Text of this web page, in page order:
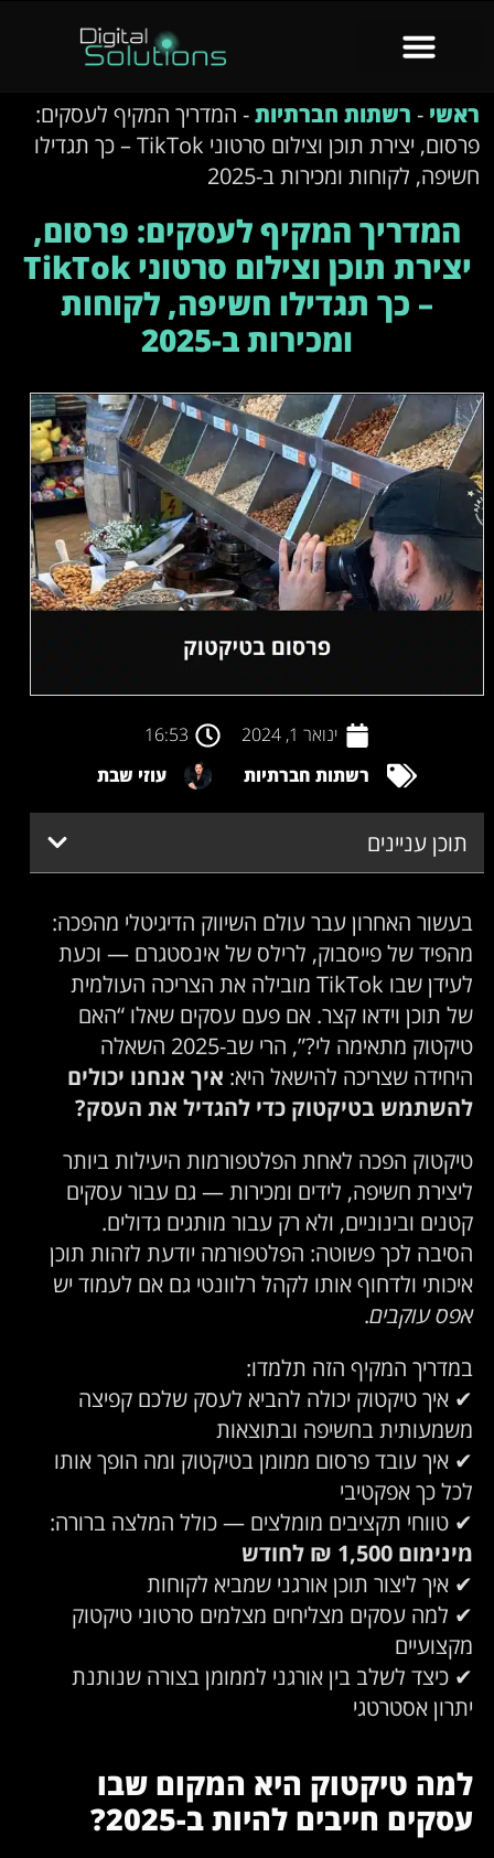
ראשי - רשתות חברתיות- המדריך המקיף לעסקים:
פרסום, יצירת תוכן וצילום סרטוני TikTok – כך תגדילו
חשיפה, לקוחות ומכירות ב-2025
המדריך המקיף לעסקים: פרסום,
יצירת תוכן וצילום סרטוני TikTok
– כך תגדילו חשיפה, לקוחות
ומכירות ב-2025
ינואר 1, 2024
16:53
רשתות חברתיות
עוזי שבת
תוכן עניינים
בעשור האחרון עבר עולם השיווק הדיגיטלי מהפכה:
מהפיד של פייסבוק, לרילס של אינסטגרם — וכעת
לעידן שבו TikTok מובילה את הצריכה העולמית
של תוכן וידאו קצר. אם פעם עסקים שאלו “האם
טיקטוק מתאימה לי?”, הרי שב-2025 השאלה
היחידה שצריכה להישאל היא: איך אנחנו יכולים
להשתמש בטיקטוק כדי להגדיל את העסק?
טיקטוק הפכה לאחת הפלטפורמות היעילות ביותר
ליצירת חשיפה, לידים ומכירות — גם עבור עסקים
קטנים ובינוניים, ולא רק עבור מותגים גדולים.
הסיבה לכך פשוטה: הפלטפורמה יודעת לזהות תוכן
איכותי ולדחוף אותו לקהל רלוונטי גם אם לעמוד יש
אפס עוקבים.
במדריך המקיף הזה תלמדו:
✔ איך טיקטוק יכולה להביא לעסק שלכם קפיצה
משמעותית בחשיפה ובתוצאות
✔ איך עובד פרסום ממומן בטיקטוק ומה הופך אותו
לכל כך אפקטיבי
✔ טווחי תקציבים מומלצים — כולל המלצה ברורה:
מינימום 1,500 ₪ לחודש
✔ איך ליצור תוכן אורגני שמביא לקוחות
✔ למה עסקים מצליחים מצלמים סרטוני טיקטוק
מקצועיים
✔ כיצד לשלב בין אורגני לממומן בצורה שנותנת
יתרון אסטרטגי
למה טיקטוק היא המקום שבו
עסקים חייבים להיות ב-2025?